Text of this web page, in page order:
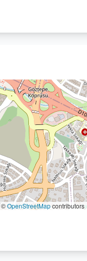
©OpenStreetMapcontributors